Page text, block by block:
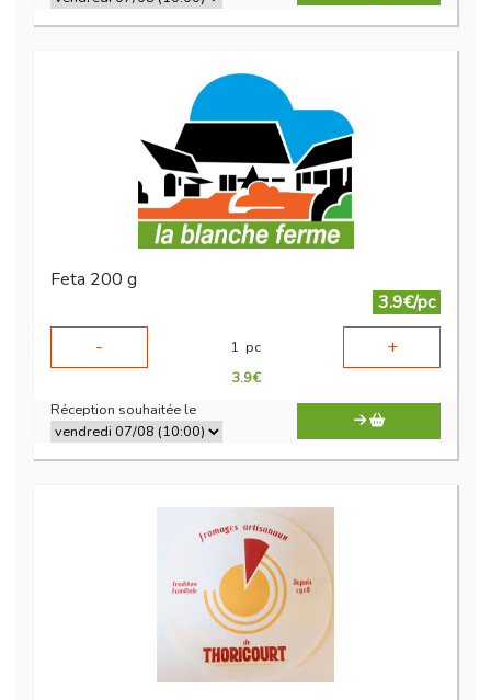
Feta 200 g
3.9€/pc
-
1 pc +
3.9€
Réception souhaitée le